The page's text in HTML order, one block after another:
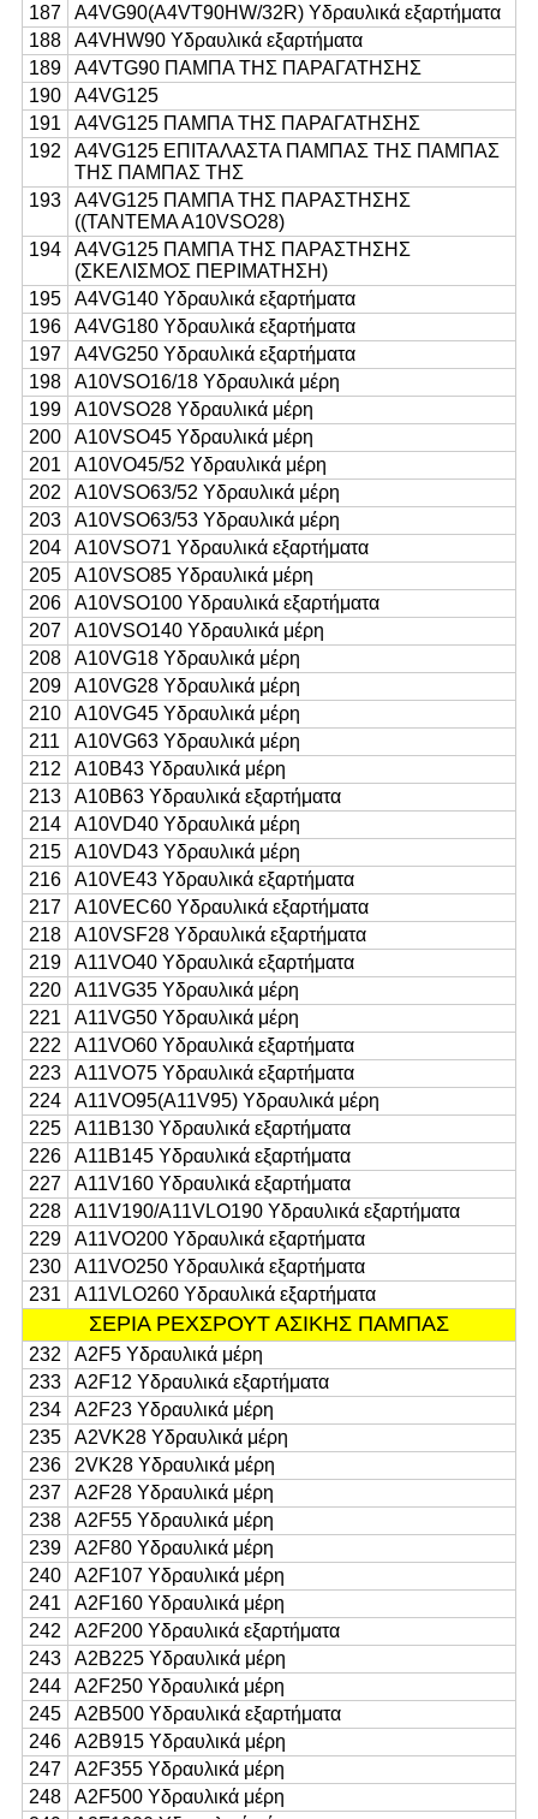
187
Α4VG90(A4VT90HW/32R) Υδραυλικά εξαρτήματα
188
Α4VHW90 Υδραυλικά εξαρτήματα
189
Α4VTG90 ΠΑΜΠΑ ΤΗΣ ΠΑΡΑΓΑΤΗΣΗΣ
190
Α4VG125
191
Α4VG125 ΠΑΜΠΑ ΤΗΣ ΠΑΡΑΓΑΤΗΣΗΣ
192
Α4VG125 ΕΠΙΤΑΛΑΣΤΑ ΠΑΜΠΑΣ ΤΗΣ ΠΑΜΠΑΣ
ΤΗΣ ΠΑΜΠΑΣ ΤΗΣ
193
Α4VG125 ΠΑΜΠΑ ΤΗΣ ΠΑΡΑΣΤΗΣΗΣ
((ΤΑΝΤΕΜΑ Α10VSO28)
194
Α4VG125 ΠΑΜΠΑ ΤΗΣ ΠΑΡΑΣΤΗΣΗΣ
(ΣΚΕΛΙΣΜΟΣ ΠΕΡΙΜΑΤΗΣΗ)
195
A4VG140 Υδραυλικά εξαρτήματα
196
A4VG180 Υδραυλικά εξαρτήματα
197
Α4VG250 Υδραυλικά εξαρτήματα
198
Α10VSO16/18 Υδραυλικά μέρη
199
Α10VSO28 Υδραυλικά μέρη
200
Α10VSO45 Υδραυλικά μέρη
201
Α10VO45/52 Υδραυλικά μέρη
202
Α10VSO63/52 Υδραυλικά μέρη
203
Α10VSO63/53 Υδραυλικά μέρη
204
Α10VSO71 Υδραυλικά εξαρτήματα
205
Α10VSO85 Υδραυλικά μέρη
206
Α10VSO100 Υδραυλικά εξαρτήματα
207
Α10VSO140 Υδραυλικά μέρη
208
A10VG18 Υδραυλικά μέρη
209
A10VG28 Υδραυλικά μέρη
210
A10VG45 Υδραυλικά μέρη
211
A10VG63 Υδραυλικά μέρη
212
Α10Β43 Υδραυλικά μέρη
213
Α10Β63 Υδραυλικά εξαρτήματα
214
Α10VD40 Υδραυλικά μέρη
215
Α10VD43 Υδραυλικά μέρη
216
A10VE43 Υδραυλικά εξαρτήματα
217
Α10VEC60 Υδραυλικά εξαρτήματα
218
Α10VSF28 Υδραυλικά εξαρτήματα
219
Α11VO40 Υδραυλικά εξαρτήματα
220
A11VG35 Υδραυλικά μέρη
221
A11VG50 Υδραυλικά μέρη
222
Α11VO60 Υδραυλικά εξαρτήματα
223
Α11VO75 Υδραυλικά εξαρτήματα
224
A11VO95(A11V95) Υδραυλικά μέρη
225
Α11Β130 Υδραυλικά εξαρτήματα
226
Α11Β145 Υδραυλικά εξαρτήματα
227
A11V160 Υδραυλικά εξαρτήματα
228
A11V190/A11VLO190 Υδραυλικά εξαρτήματα
229
Α11VO200 Υδραυλικά εξαρτήματα
230
Α11VO250 Υδραυλικά εξαρτήματα
231
Α11VLO260 Υδραυλικά εξαρτήματα
ΣΕΡΙΑ ΡΕΧΣΡΟΥΤ ΑΣΙΚΗΣ ΠΑΜΠΑΣ
232
Α2F5 Υδραυλικά μέρη
233
Α2F12 Υδραυλικά εξαρτήματα
234
Α2F23 Υδραυλικά μέρη
235
A2VK28 Υδραυλικά μέρη
236
2VK28 Υδραυλικά μέρη
237
Α2F28 Υδραυλικά μέρη
238
Α2F55 Υδραυλικά μέρη
239
Α2F80 Υδραυλικά μέρη
240
Α2F107 Υδραυλικά μέρη
241
Α2F160 Υδραυλικά μέρη
242
Α2F200 Υδραυλικά εξαρτήματα
243
Α2Β225 Υδραυλικά μέρη
244
Α2F250 Υδραυλικά μέρη
245
Α2Β500 Υδραυλικά εξαρτήματα
246
Α2Β915 Υδραυλικά μέρη
247
Α2F355 Υδραυλικά μέρη
248
Α2F500 Υδραυλικά μέρη